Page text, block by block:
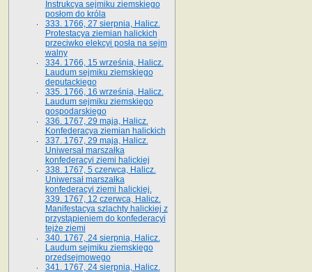
Instrukcya sejmiku ziemskiego
posłom do króla
333. 1766, 27 sierpnia, Halicz.
Protestacya ziemian halickich
przeciwko elekcyi posła na sejm
walny
334. 1766, 15 września, Halicz.
Laudum sejmiku ziemskiego
deputackiego
335. 1766, 16 września, Halicz.
Laudum sejmiku ziemskiego
gospodarskiego
336. 1767, 29 maja, Halicz.
Konfederacya ziemian halickich
337. 1767, 29 maja, Halicz.
Uniwersał marszałka
konfederacyi ziemi halickiej
338. 1767, 5 czerwca, Halicz.
Uniwersał marszałka
konfederacyi ziemi halickiej.
339. 1767, 12 czerwca, Halicz.
Manifestacya szlachty halickiej z
przystąpieniem do konfederacyi
tejże ziemi
340. 1767, 24 sierpnia, Halicz.
Laudum sejmiku ziemskiego
przedsejmowego
341. 1767, 24 sierpnia, Halicz.